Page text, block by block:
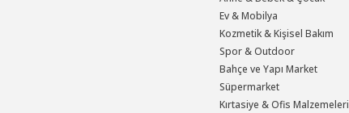
Ev & Mobilya
Kozmetik & Kişisel Bakım
Spor & Outdoor
Bahçe ve Yapı Market
Süpermarket
Kırtasiye & Ofis Malzemeleri